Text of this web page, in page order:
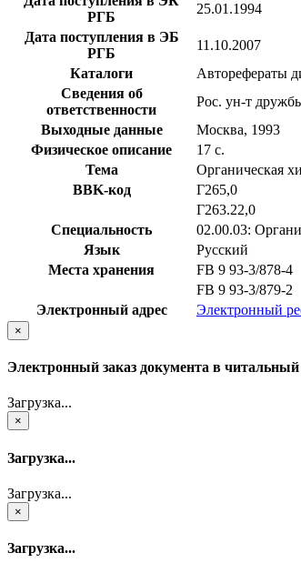
РГБ
25.01.1994
Дата поступления в ЭБ
РГБ
11.10.2007
Каталоги
Авторефераты
Сведения об
ответственности
Рос. ун-т
Выходные данные
Москва, 1993
Физическое описание
17 с.
Тема
Органическая
BBK-код
Г265,0
Г263.22,0
Специальность
02.00.03:
Язык
Русский
Места хранения
FB 9 93-3/878-4
FB 9 93-3/879-2
Электронный адрес
Электронный
×
Электронный заказ документа в читальный
Загрузка...
×
Загрузка...
Загрузка...
×
Загрузка...